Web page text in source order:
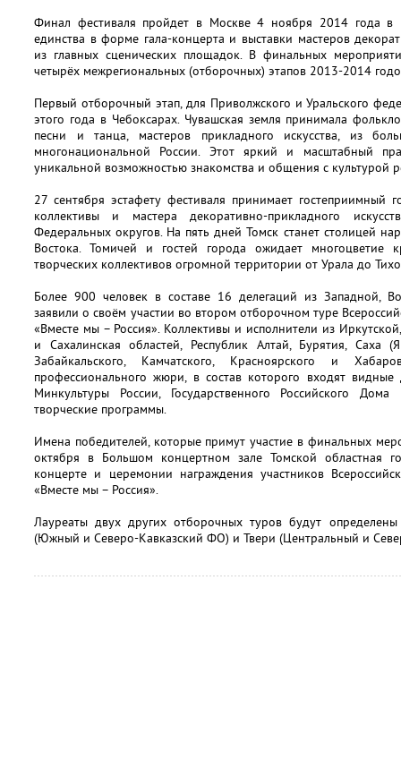
Финал фестиваля пройдет в Москве 4 ноября 2014 года в
единства в форме гала-концерта и выставки мастеров
из главных сценических площадок. В финальных
четырёх межрегиональных (отборочных) этапов 2013-2014
Первый отборочный этап, для Приволжского и Уральского
этого года в Чебоксарах. Чувашская земля принимала
песни и танца, мастеров прикладного искусства, из
многонациональной России. Этот яркий и масштабный
уникальной возможностью знакомства и общения с культурой
27 сентября эстафету фестиваля принимает гостеприимный
коллективы и мастера декоративно-прикладного
Федеральных округов. На пять дней Томск станет столицей
Востока. Томичей и гостей города ожидает многоцветие
творческих коллективов огромной территории от Урала до
Более 900 человек в составе 16 делегаций из Западной,
заявили о своём участии во втором отборочном туре
«Вместе мы – Россия». Коллективы и исполнители из
и Сахалинская областей, Республик Алтай, Бурятия, Саха
Забайкальского, Камчатского, Красноярского и
профессионального жюри, в состав которого входят видные
Минкультуры России, Государственного Российского
творческие программы.
Имена победителей, которые примут участие в финальных
октября в Большом концертном зале Томской областная
концерте и церемонии награждения участников
«Вместе мы – Россия».
Лауреаты двух других отборочных туров будут
(Южный и Северо-Кавказский ФО) и Твери (Центральный и